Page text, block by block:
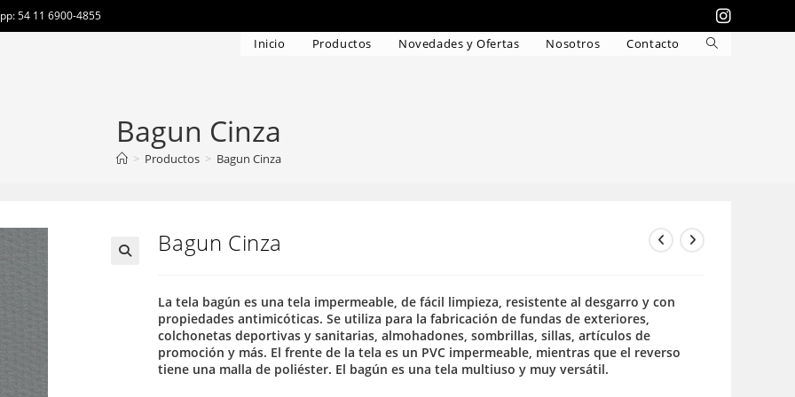
54 11 6900-4855
Inicio Productos Novedades y Ofertas Nosotros Contacto
Alternar
Bagun Cinza
> Productos > Bagun Cinza
Bagun Cinza
La tela bagún es una tela impermeable, de fácil limpieza, resistente al desgarro y con
propiedades antimicóticas. Se utiliza para la fabricación de fundas de exteriores,
colchonetas deportivas y sanitarias, almohadones, sombrillas, sillas, artículos de
promoción y más. El frente de la tela es un PVC impermeable, mientras que el reverso
tiene una malla de poliéster. El bagún es una tela multiuso y muy versátil.